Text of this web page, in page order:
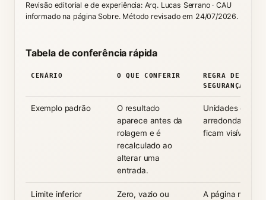
Revisão editorial e de experiência: Arq. Lucas Serrano · CAU
informado na página Sobre. Método revisado em 24/07/2026.
Tabela de conferência rápida
CENÁRIO O QUE CONFERIR
REGRA DE
SEGURANÇA
Exemplo padrão
O resultado
aparece antes da
rolagem e é
recalculado ao
alterar uma
entrada.
Unidades e
ficam visíveis.
Limite inferior
Zero, vazio ou
A página mostra